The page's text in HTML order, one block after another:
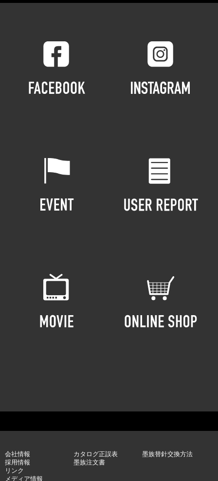
会社情報
採用情報
リンク
メディア情報
カタログ正誤表
墨族注文書
墨族替針交換方法